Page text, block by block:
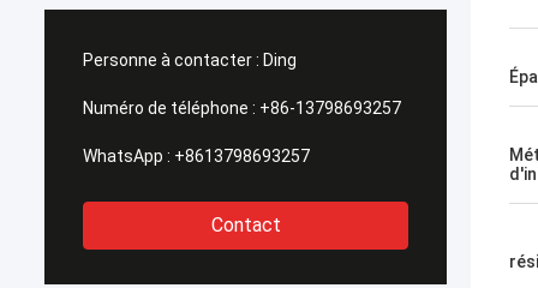
Personne à contacter : Ding
Numéro de téléphone : +86-13798693257
WhatsApp : +8613798693257
Contact